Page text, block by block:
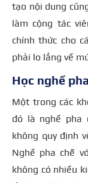
tạo nội dung
làm cộng tác
chính thức cho
phải lo lắng về
Học nghề
Một trong các
đó là nghề pha
không quy định
Nghề pha chế
không có nhiều